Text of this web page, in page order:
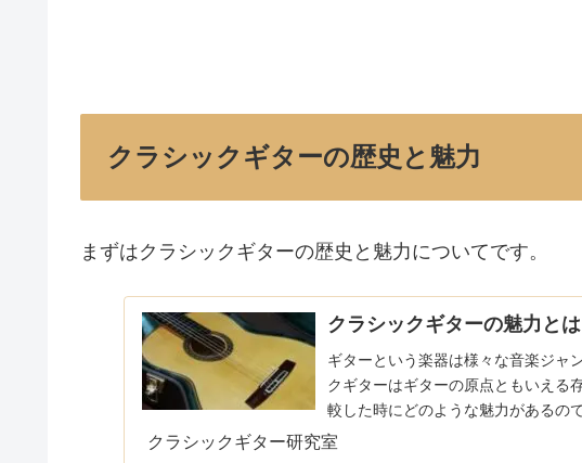
クラシックギターの歴史と魅力
まずはクラシックギターの歴史と魅力についてです。
クラシックギターの魅力とは
ギターという楽器は様々な音楽ジャ
クギターはギターの原点ともいえる
較した時にどのような魅力があるの
ます。以下のページにまと...
クラシックギター研究室